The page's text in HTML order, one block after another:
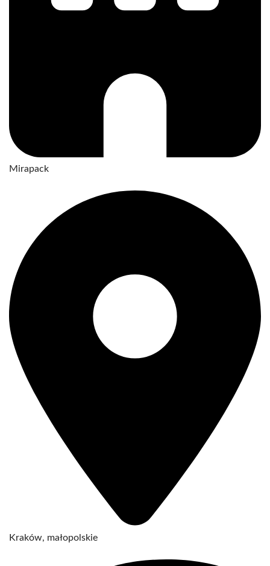
Mirapack
Kraków, małopolskie